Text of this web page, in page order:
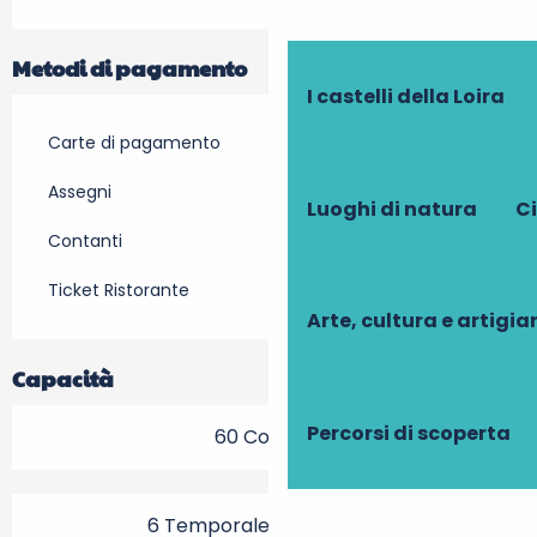
I castelli della Loira
Luoghi di natura
Arte, cultura e
Percorsi di scoperta
Metodi di pagamento
Carte di pagamento
Assegni
Contanti
Ticket Ristorante
Capacità
60 Coperto
6 Temporale (s) Terrazza